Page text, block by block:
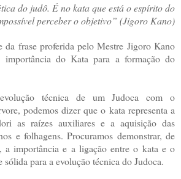
do judô. É no kata que está o espírito do
perceber o objetivo” (Jigoro Kano)
da frase proferida pelo Mestre Jigoro Kano
importância do Kata para a formação do
técnica de um Judoca com o
podemos dizer que o kata representa a
as raízes auxiliares e a aquisição das
e folhagens. Procuramos demonstrar, de
a importância e a ligação entre o kata e o
sólida para a evolução técnica do Judoca.